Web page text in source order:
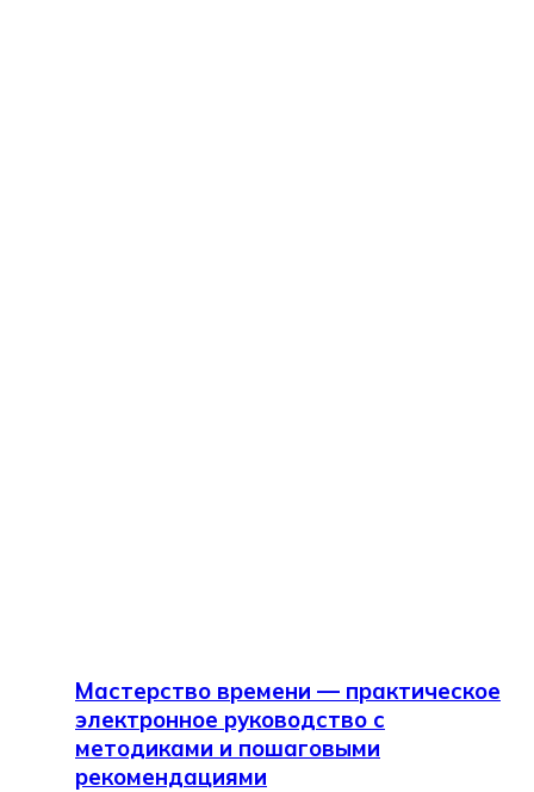
Мастерство времени — практическое
электронное руководство с
методиками и пошаговыми
рекомендациями